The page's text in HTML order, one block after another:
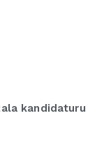
kandidaturu